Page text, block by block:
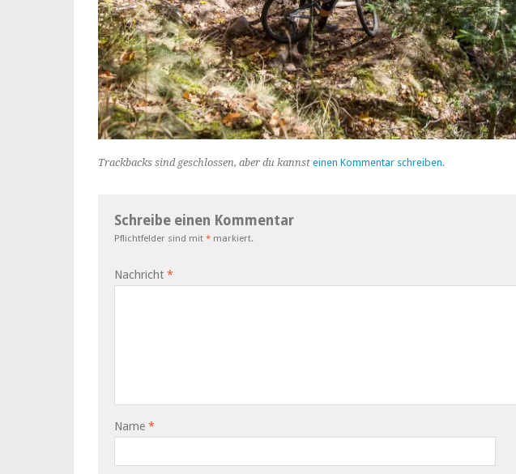
Trackbacks sind geschlossen, aber du kannst einen Kommentar schreiben.
Schreibe einen Kommentar
Pflichtfelder sind mit * markiert.
Nachricht *
Name *